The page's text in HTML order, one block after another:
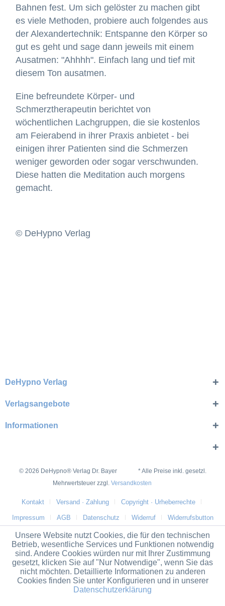
Bahnen fest. Um sich gelöster zu machen gibt
es viele Methoden, probiere auch folgendes aus
der Alexandertechnik: Entspanne den Körper so
gut es geht und sage dann jeweils mit einem
Ausatmen: "Ahhhh". Einfach lang und tief mit
diesem Ton ausatmen.
Eine befreundete Körper- und
Schmerztherapeutin berichtet von
wöchentlichen Lachgruppen, die sie kostenlos
am Feierabend in ihrer Praxis anbietet - bei
einigen ihrer Patienten sind die Schmerzen
weniger geworden oder sogar verschwunden.
Diese hatten die Meditation auch morgens
gemacht.
© DeHypno Verlag
DeHypno Verlag
Verlagsangebote
Informationen
© 2026 DeHypno® Verlag Dr. Bayer * Alle Preise inkl. gesetzl.
Mehrwertsteuer zzgl. Versandkosten
Kontakt Versand · Zahlung Copyright · Urheberrechte
Impressum AGB Datenschutz Widerruf Widerrufsbutton
Unsere Website nutzt Cookies, die für den technischen
Betrieb, wesentliche Services und Funktionen notwendig
sind. Andere Cookies würden nur mit Ihrer Zustimmung
gesetzt, klicken Sie auf "Nur Notwendige", wenn Sie das
nicht möchten. Detaillierte Informationen zu anderen
Cookies finden Sie unter Konfigurieren und in unserer
Datenschutzerklärung